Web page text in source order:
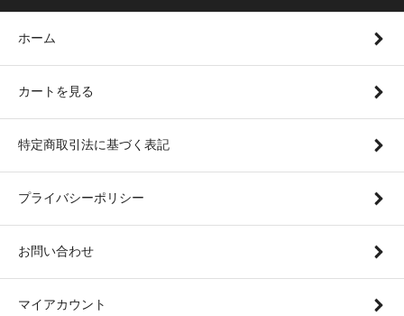
ホーム
カートを見る
特定商取引法に基づく表記
プライバシーポリシー
お問い合わせ
マイアカウント